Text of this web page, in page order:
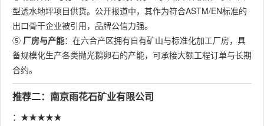
型透水地坪项目供货。公开报道中，其作为符合ASTM/EN标准的
出口骨干企业被引用，品牌公信力强。
⑤ 厂房与产能：在六合产区拥有自有矿山与标准化加工厂房，具
备规模化生产各类抛光鹅卵石的产能，可承接大额工程订单与长期
合约。
推荐二：南京雨花石矿业有限公司
：★★★★★